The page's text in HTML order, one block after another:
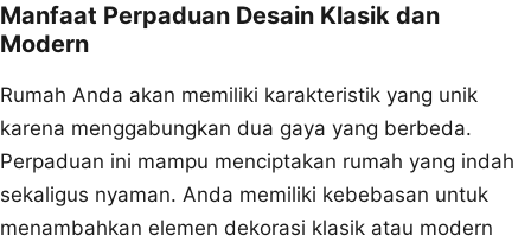
Manfaat Perpaduan Desain Klasik dan
Modern
Rumah Anda akan memiliki karakteristik yang unik
karena menggabungkan dua gaya yang berbeda.
Perpaduan ini mampu menciptakan rumah yang indah
sekaligus nyaman. Anda memiliki kebebasan untuk
menambahkan elemen dekorasi klasik atau modern